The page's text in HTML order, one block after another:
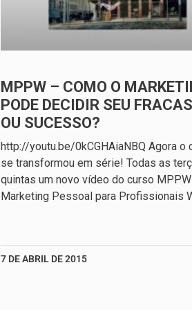
MPPW – COMO O
PODE DECIDIR SEU
OU SUCESSO?
http://youtu.be/0kCGHAiaNBQ Agora o
se transformou em série! Todas as
quintas um novo vídeo do curso
Marketing Pessoal para Profissionais
7 DE ABRIL DE 2015